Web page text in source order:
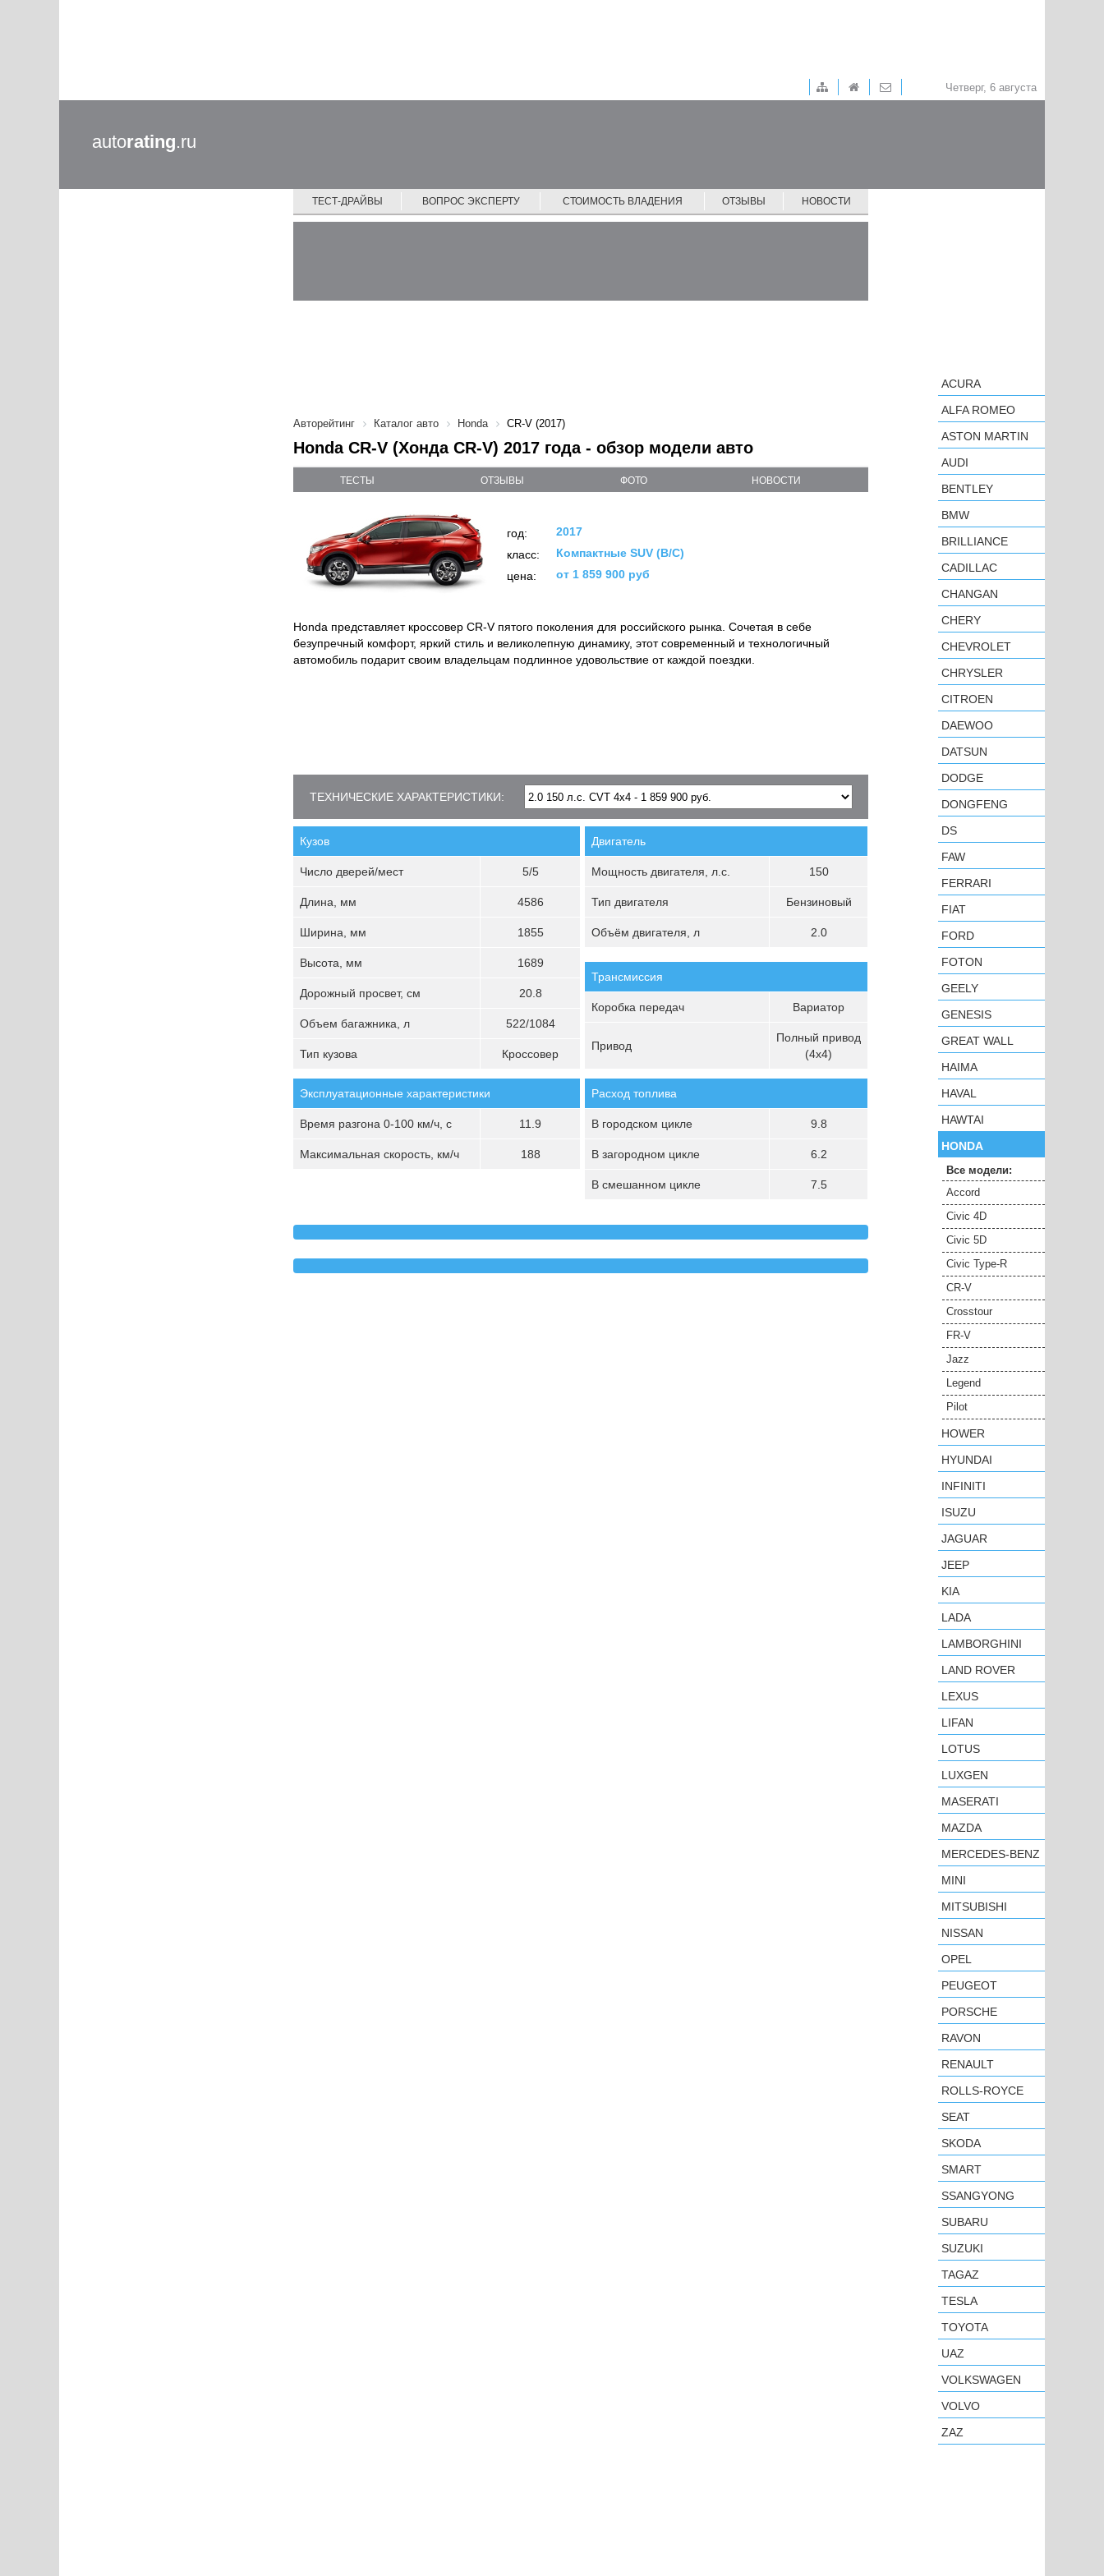
Четверг, 6 августа
autorating.ru
ТЕСТ-ДРАЙВЫ ВОПРОС ЭКСПЕРТУ СТОИМОСТЬ ВЛАДЕНИЯ ОТЗЫВЫ НОВОСТИ
Авторейтинг Каталог авто Honda CR-V (2017)
Honda CR-V (Хонда CR-V) 2017 года - обзор модели авто
ТЕСТЫ ОТЗЫВЫ ФОТО НОВОСТИ
год:
2017
класс:
Компактные SUV (B/C)
цена:
от 1 859 900 руб
Honda представляет кроссовер CR-V пятого поколения для российского рынка. Сочетая в себе
безупречный комфорт, яркий стиль и великолепную динамику, этот современный и технологичный
автомобиль подарит своим владельцам подлинное удовольствие от каждой поездки.
ТЕХНИЧЕСКИЕ ХАРАКТЕРИСТИКИ:
Кузов
Число дверей/мест 5/5
Длина, мм 4586
Ширина, мм 1855
Высота, мм 1689
Дорожный просвет, см 20.8
Объем багажника, л 522/1084
Тип кузова Кроссовер
Двигатель
Мощность двигателя, л.с. 150
Тип двигателя Бензиновый
Объём двигателя, л 2.0
Трансмиссия
Коробка передач Вариатор
Привод
Полный привод
(4х4)
Эксплуатационные характеристики
Время разгона 0-100 км/ч, с 11.9
Максимальная скорость, км/ч 188
Расход топлива
В городском цикле 9.8
В загородном цикле 6.2
В смешанном цикле 7.5
ACURA
ALFA ROMEO
ASTON MARTIN
AUDI
BENTLEY
BMW
BRILLIANCE
CADILLAC
CHANGAN
CHERY
CHEVROLET
CHRYSLER
CITROEN
DAEWOO
DATSUN
DODGE
DONGFENG
DS
FAW
FERRARI
FIAT
FORD
FOTON
GEELY
GENESIS
GREAT WALL
HAIMA
HAVAL
HAWTAI
HONDA
Все модели:
Accord
Civic 4D
Civic 5D
Civic Type-R
CR-V
Crosstour
FR-V
Jazz
Legend
Pilot
HOWER
HYUNDAI
INFINITI
ISUZU
JAGUAR
JEEP
KIA
LADA
LAMBORGHINI
LAND ROVER
LEXUS
LIFAN
LOTUS
LUXGEN
MASERATI
MAZDA
MERCEDES-BENZ
MINI
MITSUBISHI
NISSAN
OPEL
PEUGEOT
PORSCHE
RAVON
RENAULT
ROLLS-ROYCE
SEAT
SKODA
SMART
SSANGYONG
SUBARU
SUZUKI
TAGAZ
TESLA
TOYOTA
UAZ
VOLKSWAGEN
VOLVO
ZAZ